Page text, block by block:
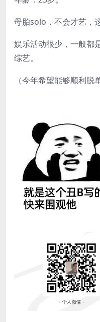
母胎solo，不会才艺，
娱乐活动很少，一般都
综艺。
（今年希望能够顺利脱